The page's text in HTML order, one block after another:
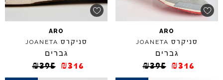
ARO
סניקרס JOANETA
גברים
₪395 ₪316
ARO
סניקרס JOANETA
גברים
₪395 ₪316